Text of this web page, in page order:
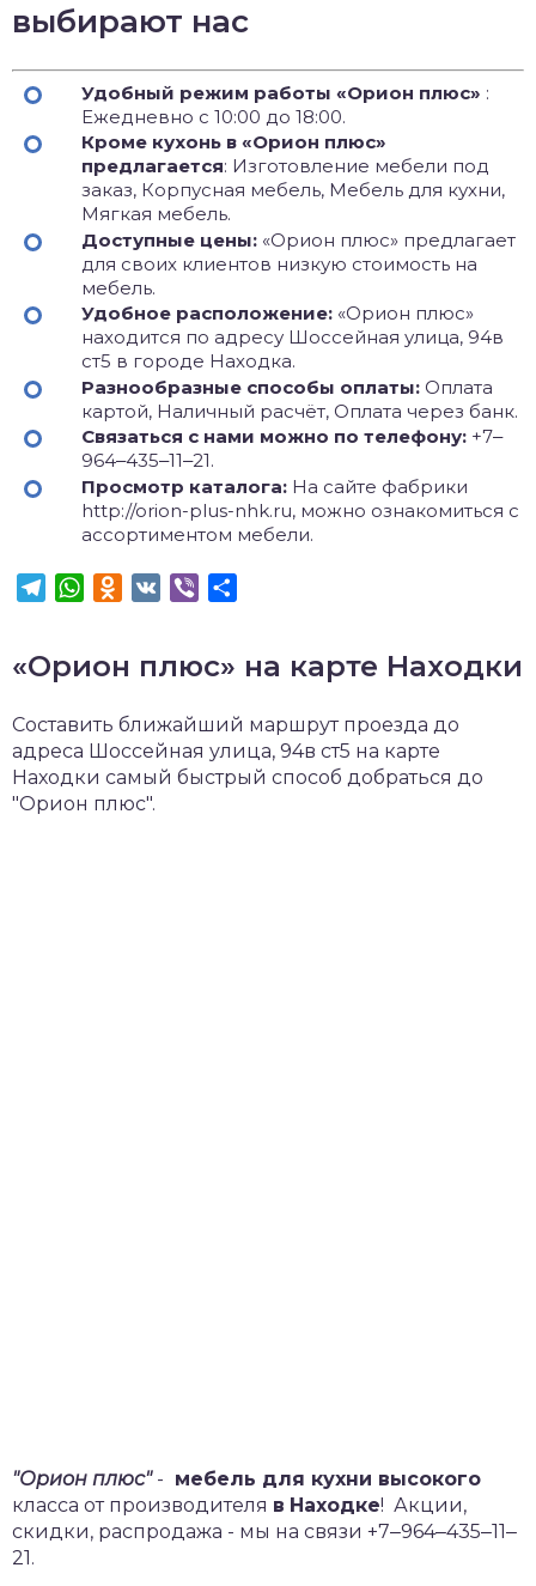
выбирают нас
Удобный режим работы «Орион плюс» :
Ежедневно с 10:00 до 18:00.
Кроме кухонь в «Орион плюс»
предлагается: Изготовление мебели под
заказ, Корпусная мебель, Мебель для кухни,
Мягкая мебель.
Доступные цены: «Орион плюс» предлагает
для своих клиентов низкую стоимость на
мебель.
Удобное расположение: «Орион плюс»
находится по адресу Шоссейная улица, 94в
ст5 в городе Находка.
Разнообразные способы оплаты: Оплата
картой, Наличный расчёт, Оплата через банк.
Связаться с нами можно по телефону: +7‒
964‒435‒11‒21.
Просмотр каталога: На сайте фабрики
http://orion-plus-nhk.ru, можно ознакомиться с
ассортиментом мебели.
TelegramWhatsApp
Odnoklassniki
VK Viber
«Орион плюс» на карте Находки
Составить ближайший маршрут проезда до
адреса Шоссейная улица, 94в ст5 на карте
Находки самый быстрый способ добраться до
"Орион плюс".
"Орион плюс"- мебель для кухни высокого
класса от производителя в Находке! Акции,
скидки, распродажа - мы на связи +7‒964‒435‒11‒
21.